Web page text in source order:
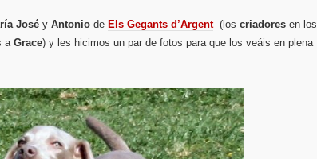
José y Antonio de Els Gegants d’Argent(los criadores en los
aGrace) y les hicimos un par de fotos para que los veáis en plena